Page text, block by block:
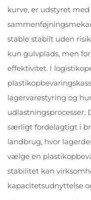
kurve, er udstyret
stable stabilt uden
kun gulvplads, men
effektivitet. I
lagervarestyring og
udlastningsprocesser.
særligt fordelagtigt i
landbrug, hvor
vælge en
stabilitet kan
kapacitetsudnyttelse